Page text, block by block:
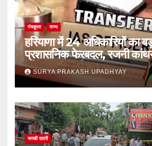
पंचकूला राज्य
हरियाणा में 24 अधिकारियों का
प्रशासनिक फेरबदल, रजनी
वरिष्ठ IAS शामिल
SURYA PRAKASH UPADHYAY
चरखी दादरी